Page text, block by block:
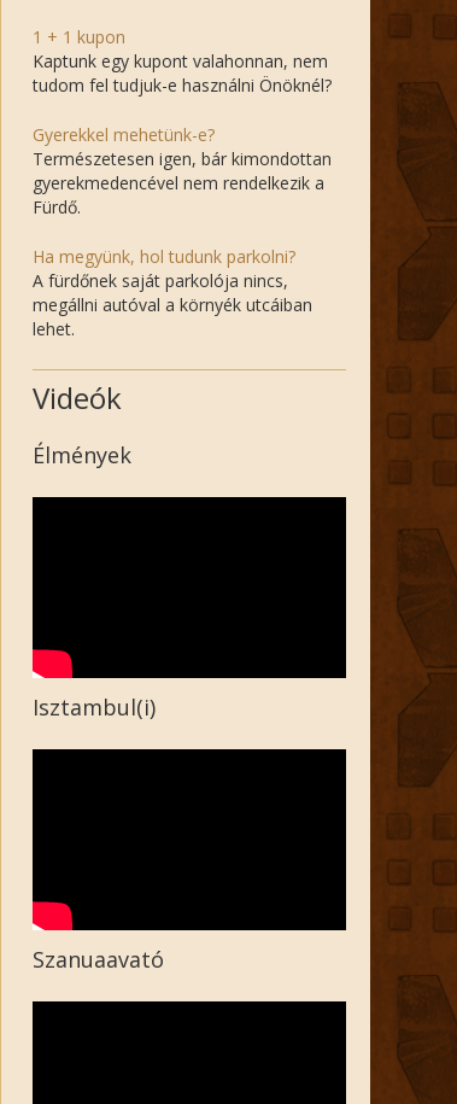
1 + 1 kupon
Kaptunk egy kupont valahonnan, nem
tudom fel tudjuk-e használni Önöknél?
Gyerekkel mehetünk-e?
Természetesen igen, bár kimondottan
gyerekmedencével nem rendelkezik a
Fürdő.
Ha megyünk, hol tudunk parkolni?
A fürdőnek saját parkolója nincs,
megállni autóval a környék utcáiban
lehet.
Videók
Élmények
Isztambul(i)
Szanuaavató